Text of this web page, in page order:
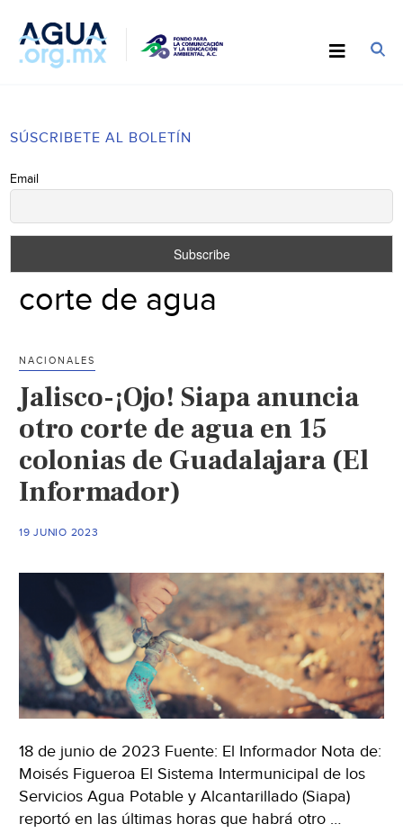
SÚSCRIBETE AL BOLETÍN
Email
corte de agua
NACIONALES
Jalisco-¡Ojo! Siapa anuncia
otro corte de agua en 15
colonias de Guadalajara (El
Informador)
19 JUNIO 2023
18 de junio de 2023 Fuente: El Informador Nota de:
Moisés Figueroa El Sistema Intermunicipal de los
Servicios Agua Potable y Alcantarillado (Siapa)
reportó en las últimas horas que habrá otro …